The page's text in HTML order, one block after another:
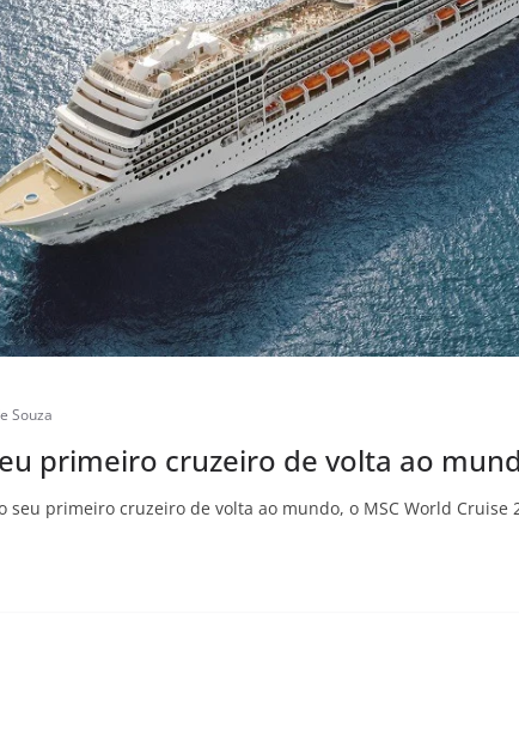
Souza
primeiro cruzeiro de volta ao
seu primeiro cruzeiro de volta ao mundo, o MSC World Cruise